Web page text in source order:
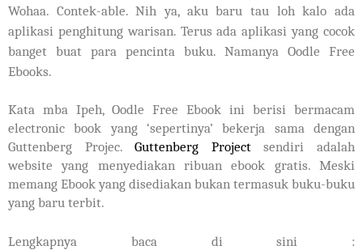
Wohaa. Contek-able. Nih ya, aku baru tau loh kalo ada
aplikasi penghitung warisan. Terus ada aplikasi yang cocok
banget buat para pencinta buku. Namanya Oodle Free
Ebooks.
Kata mba Ipeh, Oodle Free Ebook ini berisi bermacam
electronic book yang ‘sepertinya’ bekerja sama dengan
Guttenberg Projec.Guttenberg Projectsendiri adalah
website yang menyediakan ribuan ebook gratis. Meski
memang Ebook yang disediakan bukan termasuk buku-buku
yang baru terbit.
Lengkapnya baca di sini :